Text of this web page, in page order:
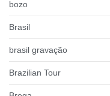
bozo
Brasil
brasil gravação
Brazilian Tour